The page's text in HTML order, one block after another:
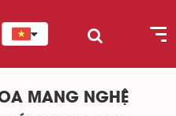
MANG NGHỆ